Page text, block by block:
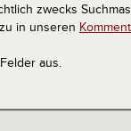
zwecks
in unseren
aus.